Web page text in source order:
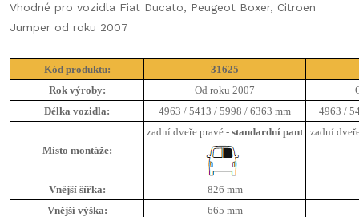
Vhodné pro vozidla Fiat Ducato, Peugeot Boxer, Citroen
Jumper od roku 2007
Kód produktu:
31625
Rok výroby:
Od roku 2007
Délka vozidla:
4963 / 5413 / 5998 / 6363 mm 4963 /
Místo montáže:
zadní dveře pravé - standardní pant zadní
Vnější šířka:
826 mm
Vnější výška:
665 mm